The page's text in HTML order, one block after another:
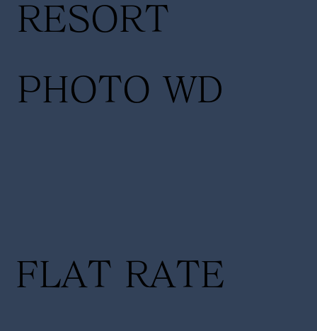
FLAT RATE
RESORT
PHOTO WD